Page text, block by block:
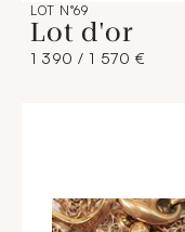
LOT N°69
Lot d'or
1 390 / 1 570 €